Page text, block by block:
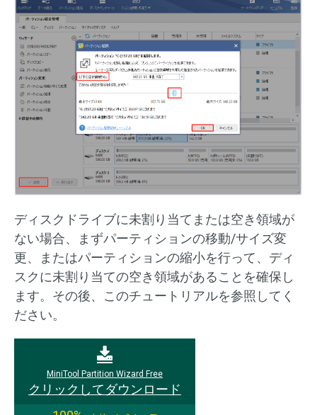
ディスクドライブに未割り当てまたは空き領域が
ない場合、まずパーティションの移動/サイズ変
更、またはパーティションの縮小を行って、ディ
スクに未割り当ての空き領域があることを確保し
ます。その後、このチュートリアルを参照してく
ださい。
MiniTool Partition Wizard Free
クリックしてダウンロード